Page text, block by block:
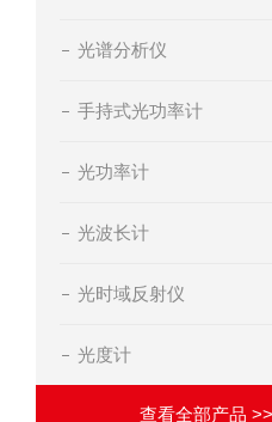
光谱分析仪
手持式光功率计
光功率计
光波长计
光时域反射仪
光度计
查看全部产品 >>